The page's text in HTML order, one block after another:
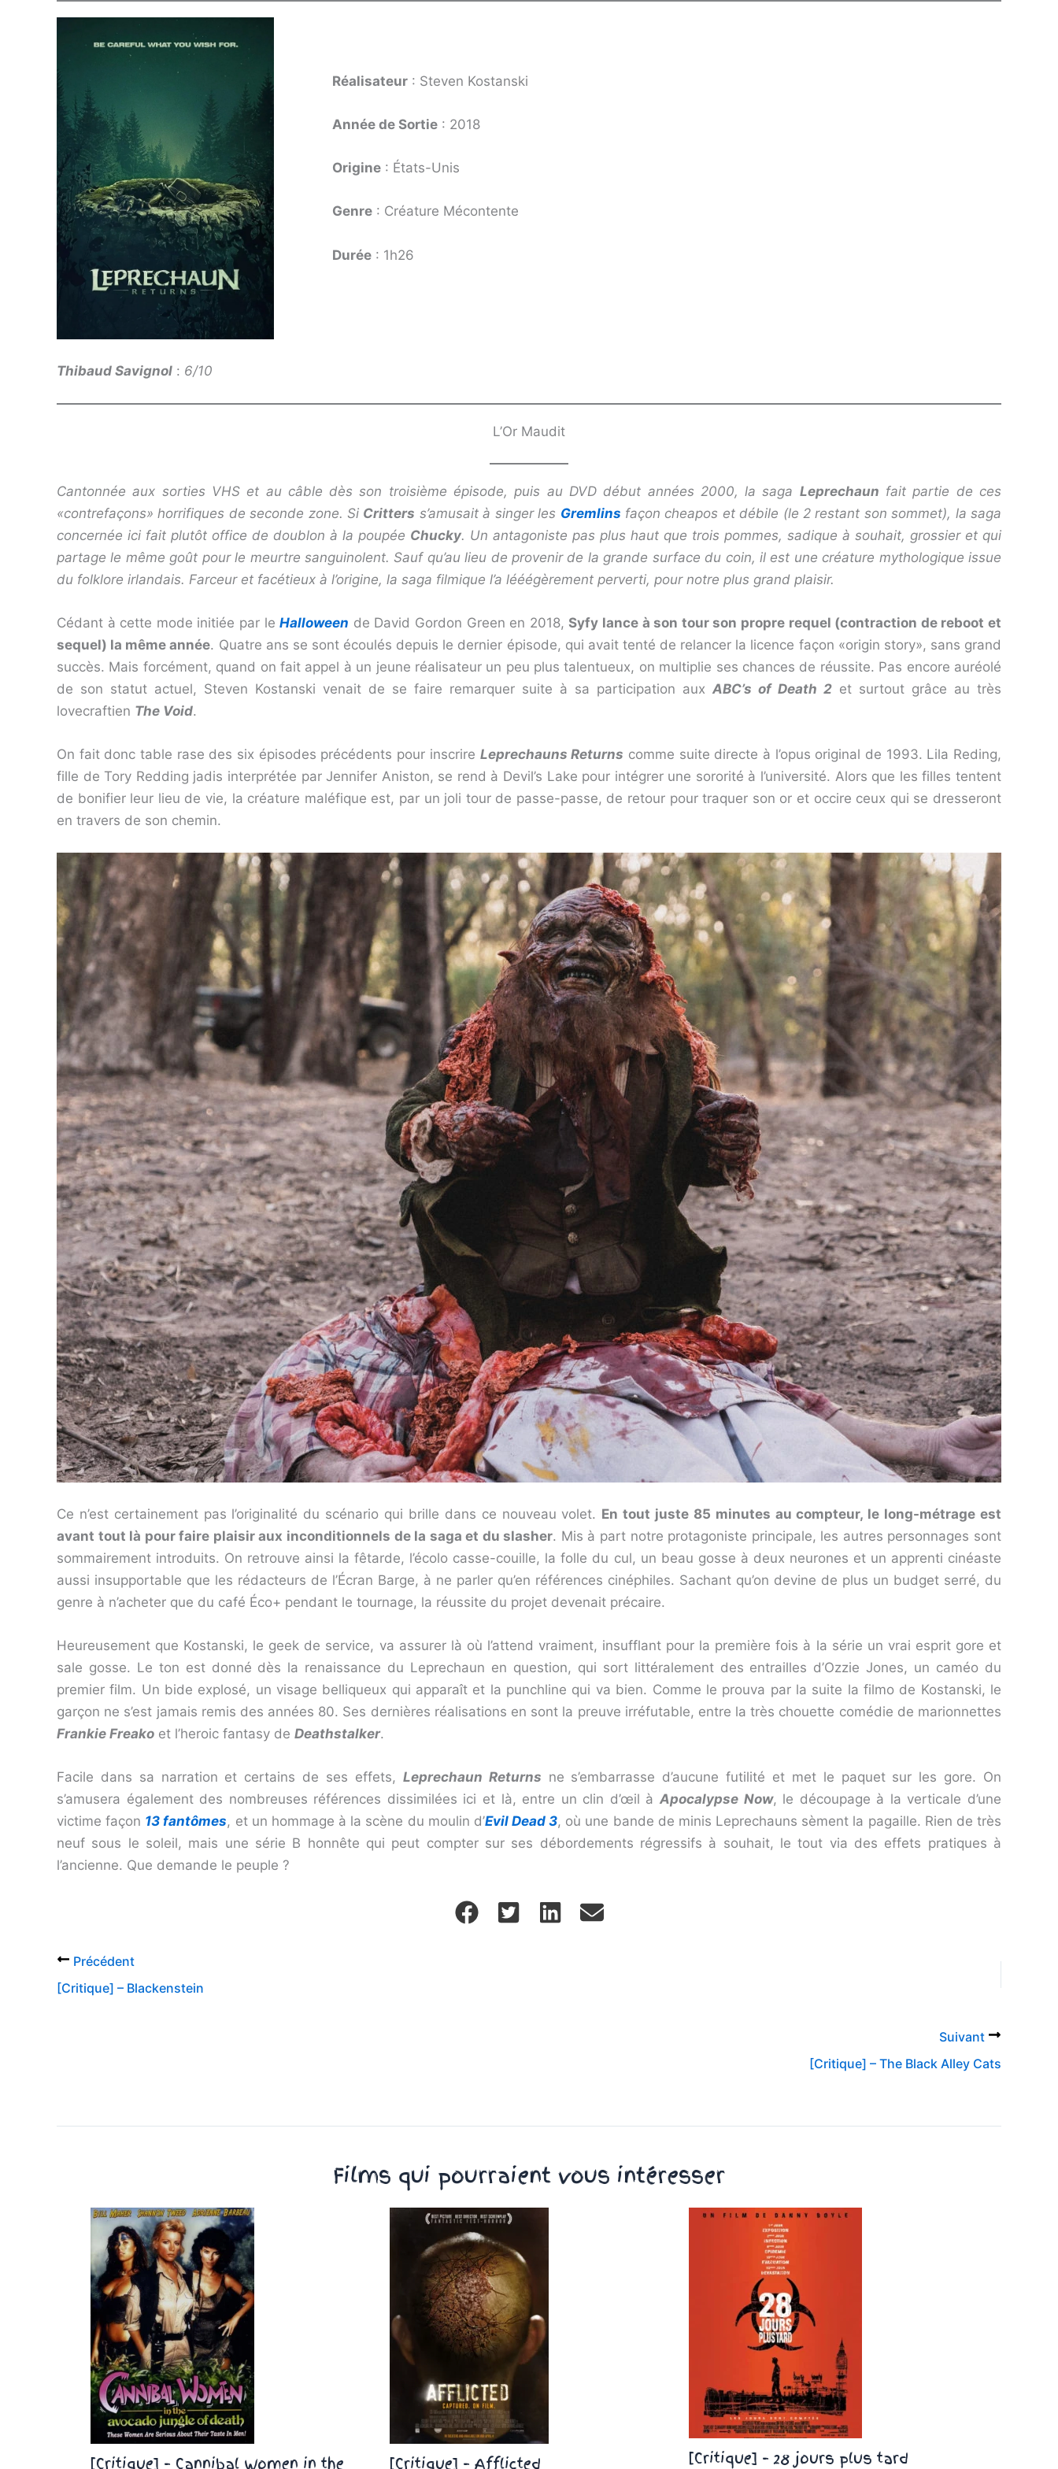
Réalisateur: Steven Kostanski
Année de Sortie: 2018
Origine: États-Unis
Genre: Créature Mécontente
Durée: 1h26
Thibaud Savignol : 6/10
L’Or Maudit
Cantonnée aux sorties VHS et au câble dès son troisième épisode, puis au DVD début années 2000, la saga Leprechaun fait partie de ces
«contrefaçons» horrifiques de seconde zone. Si Critters s’amusait à singer les Gremlins façon cheapos et débile (le 2 restant son sommet), la saga
concernée ici fait plutôt office de doublon à la poupée Chucky. Un antagoniste pas plus haut que trois pommes, sadique à souhait, grossier et qui
partage le même goût pour le meurtre sanguinolent. Sauf qu’au lieu de provenir de la grande surface du coin, il est une créature mythologique issue
du folklore irlandais. Farceur et facétieux à l’origine, la saga filmique l’a lééégèrement perverti, pour notre plus grand plaisir.
Cédant à cette mode initiée par leHalloween de David Gordon Green en 2018,Syfy lance à son tour son propre requel (contraction de reboot et
sequel) la même année. Quatre ans se sont écoulés depuis le dernier épisode, qui avait tenté de relancer la licence façon «origin story», sans grand
succès. Mais forcément, quand on fait appel à un jeune réalisateur un peu plus talentueux, on multiplie ses chances de réussite. Pas encore auréolé
de son statut actuel, Steven Kostanski venait de se faire remarquer suite à sa participation aux ABC’s of Death 2 et surtout grâce au très
lovecraftien The Void.
On fait donc table rase des six épisodes précédents pour inscrire Leprechauns Returns comme suite directe à l’opus original de 1993. Lila Reding,
fille de Tory Redding jadis interprétée par Jennifer Aniston, se rend à Devil’s Lake pour intégrer une sororité à l’université. Alors que les filles tentent
de bonifier leur lieu de vie, la créature maléfique est, par un joli tour de passe-passe, de retour pour traquer son or et occire ceux qui se dresseront
en travers de son chemin.
Ce n’est certainement pas l’originalité du scénario qui brille dans ce nouveau volet. En tout juste 85 minutes au compteur, le long-métrage est
avant tout là pour faire plaisir aux inconditionnels de la saga et du slasher. Mis à part notre protagoniste principale, les autres personnages sont
sommairement introduits. On retrouve ainsi la fêtarde, l’écolo casse-couille, la folle du cul, un beau gosse à deux neurones et un apprenti cinéaste
aussi insupportable que les rédacteurs de l’Écran Barge, à ne parler qu’en références cinéphiles. Sachant qu’on devine de plus un budget serré, du
genre à n’acheter que du café Éco+ pendant le tournage, la réussite du projet devenait précaire.
Heureusement que Kostanski, le geek de service, va assurer là où l’attend vraiment, insufflant pour la première fois à la série un vrai esprit gore et
sale gosse. Le ton est donné dès la renaissance du Leprechaun en question, qui sort littéralement des entrailles d’Ozzie Jones, un caméo du
premier film. Un bide explosé, un visage belliqueux qui apparaît et la punchline qui va bien. Comme le prouva par la suite la filmo de Kostanski, le
garçon ne s’est jamais remis des années 80. Ses dernières réalisations en sont la preuve irréfutable, entre la très chouette comédie de marionnettes
Frankie Freako et l’heroic fantasy de Deathstalker.
Facile dans sa narration et certains de ses effets, Leprechaun Returns ne s’embarrasse d’aucune futilité et met le paquet sur les gore. On
s’amusera également des nombreuses références dissimilées ici et là, entre un clin d’œil à Apocalypse Now, le découpage à la verticale d’une
victime façon 13 fantômes, et un hommage à la scène du moulin d’Evil Dead 3, où une bande de minis Leprechauns sèment la pagaille. Rien de très
neuf sous le soleil, mais une série B honnête qui peut compter sur ses débordements régressifs à souhait, le tout via des effets pratiques à
l’ancienne. Que demande le peuple ?
Précédent
[Critique] – Blackenstein
Suivant
[Critique] – The Black Alley Cats
Films qui pourraient vous intéresser
[Critique] – Cannibal Women in the [Critique] – Afflicted [Critique] – 28 jours plus tard